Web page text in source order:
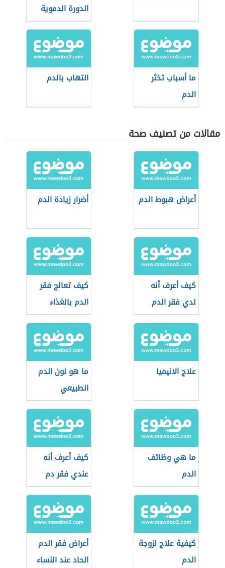
الدورة الدموية
ما أسباب تخثر
الدم
التهاب بالدم
مقالات من تصنيف صحة
أعراض هبوط الدم أضرار زيادة الدم
كيف أعرف أنه
لدي فقر الدم
كيف تعالج فقر
الدم بالغذاء
علاج الانيميا
ما هو لون الدم
الطبيعي
ما هي وظائف
الدم
كيف أعرف أنه
عندي فقر دم
كيفية علاج لزوجة
الدم
أعراض فقر الدم
الحاد عند النساء